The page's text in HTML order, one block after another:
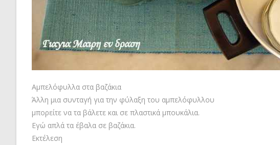
Αμπελόφυλλα στα βαζάκια
Άλλη μια συνταγή για την φύλαξη του αμπελόφυλλου
μπορείτε να τα βάλετε και σε πλαστικά μπουκάλια.
Εγώ απλά τα έβαλα σε βαζάκια.
Εκτέλεση